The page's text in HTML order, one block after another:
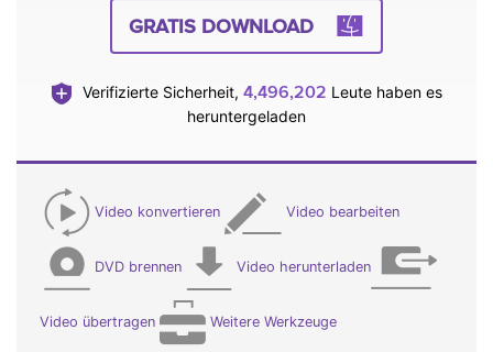
GRATIS DOWNLOAD
Verifizierte Sicherheit, 4,496,202 Leute haben es
heruntergeladen
Video konvertieren Video bearbeiten
DVD brennen Video herunterladen
Video übertragen Weitere Werkzeuge